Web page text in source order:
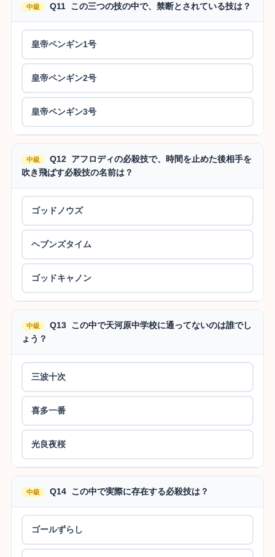
中級 Q11 この三つの技の中で、禁断とされている技は？
皇帝ペンギン1号
皇帝ペンギン2号
皇帝ペンギン3号
中級
Q12 アフロディの必殺技で、時間を止めた後相手を
吹き飛ばす必殺技の名前は？
ゴッドノウズ
ヘブンズタイム
ゴッドキャノン
中級
Q13 この中で天河原中学校に通ってないのは誰でし
ょう？
三波十次
喜多一番
光良夜桜
中級 Q14 この中で実際に存在する必殺技は？
ゴールずらし